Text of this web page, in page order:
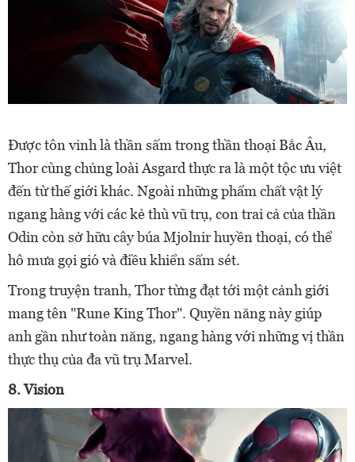
Được tôn vinh là thần sấm trong thần thoại Bắc Âu,
Thor cùng chủng loài Asgard thực ra là một tộc ưu việt
đến từ thế giới khác. Ngoài những phẩm chất vật lý
ngang hàng với các kẻ thù vũ trụ, con trai cả của thần
Odin còn sở hữu cây búa Mjolnir huyền thoại, có thể
hô mưa gọi gió và điều khiển sấm sét.
Trong truyện tranh, Thor từng đạt tới một cảnh giới
mang tên "Rune King Thor". Quyền năng này giúp
anh gần như toàn năng, ngang hàng với những vị thần
thực thụ của đa vũ trụ Marvel.
8. Vision